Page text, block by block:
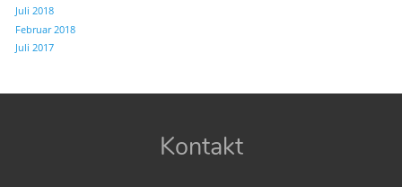
Juli 2018
Februar 2018
Juli 2017
Kontakt